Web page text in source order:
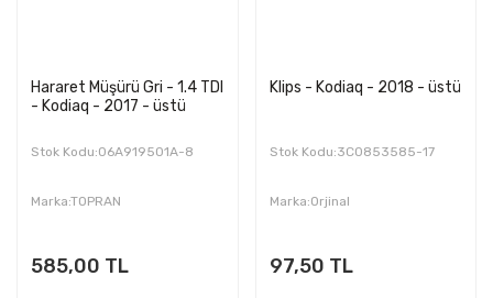
Hararet Müşürü Gri - 1.4 TDI
- Kodiaq - 2017 - üstü
Stok Kodu:06A919501A-8
Marka:TOPRAN
585,00 TL
Klips - Kodiaq - 2018 - üstü
Stok Kodu:3C0853585-17
Marka:Orjinal
97,50 TL